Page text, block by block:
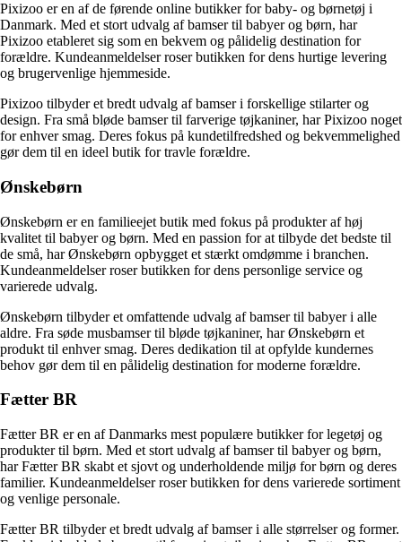
Pixizoo er en af de førende online butikker for baby- og børnetøj i
Danmark. Med et stort udvalg af bamser til babyer og børn, har
Pixizoo etableret sig som en bekvem og pålidelig destination for
forældre. Kundeanmeldelser roser butikken for dens hurtige levering
og brugervenlige hjemmeside.
Pixizoo tilbyder et bredt udvalg af bamser i forskellige stilarter og
design. Fra små bløde bamser til farverige tøjkaniner, har Pixizoo noget
for enhver smag. Deres fokus på kundetilfredshed og bekvemmelighed
gør dem til en ideel butik for travle forældre.
Ønskebørn
Ønskebørn er en familieejet butik med fokus på produkter af høj
kvalitet til babyer og børn. Med en passion for at tilbyde det bedste til
de små, har Ønskebørn opbygget et stærkt omdømme i branchen.
Kundeanmeldelser roser butikken for dens personlige service og
varierede udvalg.
Ønskebørn tilbyder et omfattende udvalg af bamser til babyer i alle
aldre. Fra søde musbamser til bløde tøjkaniner, har Ønskebørn et
produkt til enhver smag. Deres dedikation til at opfylde kundernes
behov gør dem til en pålidelig destination for moderne forældre.
Fætter BR
Fætter BR er en af Danmarks mest populære butikker for legetøj og
produkter til børn. Med et stort udvalg af bamser til babyer og børn,
har Fætter BR skabt et sjovt og underholdende miljø for børn og deres
familier. Kundeanmeldelser roser butikken for dens varierede sortiment
og venlige personale.
Fætter BR tilbyder et bredt udvalg af bamser i alle størrelser og former.